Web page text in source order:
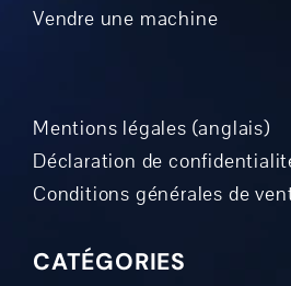
Vendre une machine
Mentions légales (anglais)
Déclaration de
Conditions générales de
CATÉGORIES